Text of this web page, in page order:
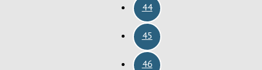
44
45
46